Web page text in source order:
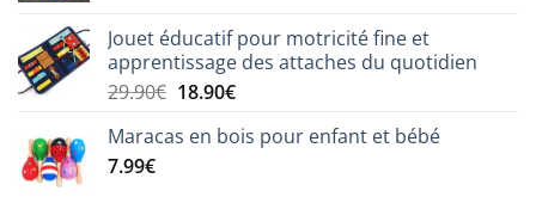
Jouet éducatif pour motricité fine et
apprentissage des attaches du quotidien
29.90€ Le
initial
18.90€Le
actuel
Maracas en bois pour enfant et bébé
7.99€